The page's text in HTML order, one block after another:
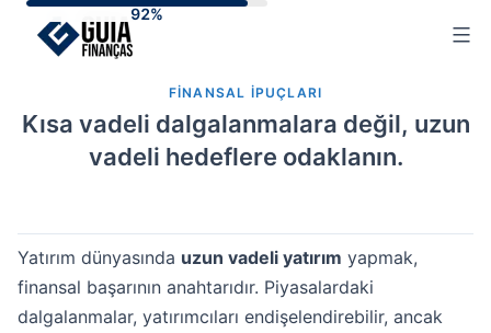
FINANSAL IPUÇLARI
Kısa vadeli dalgalanmalara değil, uzun
vadeli hedeflere odaklanın.
Yatırım dünyasında uzun vadeli yatırım yapmak,
finansal başarının anahtarıdır. Piyasalardaki
dalgalanmalar, yatırımcıları endişelendirebilir, ancak